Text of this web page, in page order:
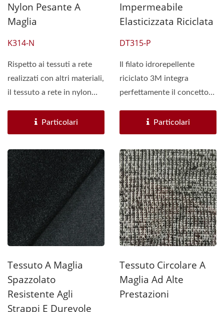
Nylon Pesante A
Maglia
K314-N
Rispetto ai tessuti a rete
realizzati con altri materiali,
il tessuto a rete in nylon
Particolari
Impermeabile
Elasticizzata Riciclata
DT315-P
Il filato idrorepellente
riciclato 3M integra
perfettamente il concetto
Particolari
Tessuto A Maglia
Spazzolato
Resistente Agli
Strappi E Durevole
Tessuto Circolare A
Maglia Ad Alte
Prestazioni